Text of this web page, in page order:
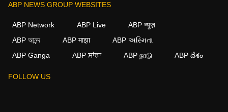
ABP NEWS GROUP WEBSITES
ABP Network ABP Live
ABP न्यूज़
ABP আনন্দ
ABP माझा
ABP અસ્મિતા
ABP Ganga
ABP ਸਾਂਝਾ ABP நாடு ABP దేశం
FOLLOW US
We use cookies to improve your experience, analyze